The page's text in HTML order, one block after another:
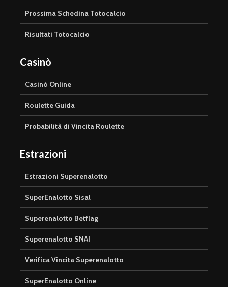
Prossima Schedina Totocalcio
Risultati Totocalcio
Casinò
Casinò Online
Roulette Guida
Probabilità di Vincita Roulette
Estrazioni
Estrazioni Superenalotto
SuperEnalotto Sisal
Superenalotto Betflag
Superenalotto SNAI
Verifica Vincita Superenalotto
SuperEnalotto Online